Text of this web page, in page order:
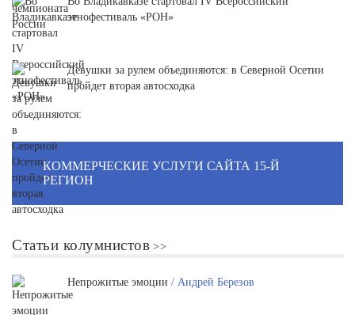
этнофестиваль «РОН»
Девушки за рулем объединяются: в Северной Осетии
пройдет вторая автосходка
КОММЕРЧЕСКИЕ УСЛУГИ САЙТА 15-Й
РЕГИОН
Статьи колумнистов
Непрожитые эмоции / Андрей Березов